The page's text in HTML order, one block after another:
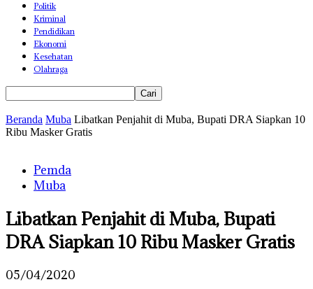
Politik
Kriminal
Pendidikan
Ekonomi
Kesehatan
Olahraga
Beranda Muba Libatkan Penjahit di Muba, Bupati DRA Siapkan 10
Ribu Masker Gratis
Pemda
Muba
Libatkan Penjahit di Muba, Bupati
DRA Siapkan 10 Ribu Masker Gratis
05/04/2020